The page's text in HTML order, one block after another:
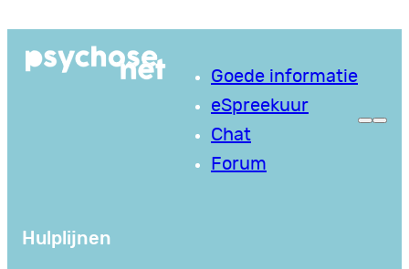
naar
Goede informatie
eSpreekuur
Chat
Forum
Hulplijnen